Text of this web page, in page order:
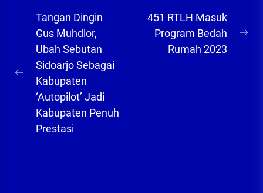
Navigasi
pos
Previous
post:
Tangan Dingin
Gus Muhdlor,
Ubah Sebutan
Sidoarjo Sebagai
Kabupaten
‘Autopilot’ Jadi
Kabupaten Penuh
Prestasi
451 RTLH Masuk
Program Bedah
Rumah 2023